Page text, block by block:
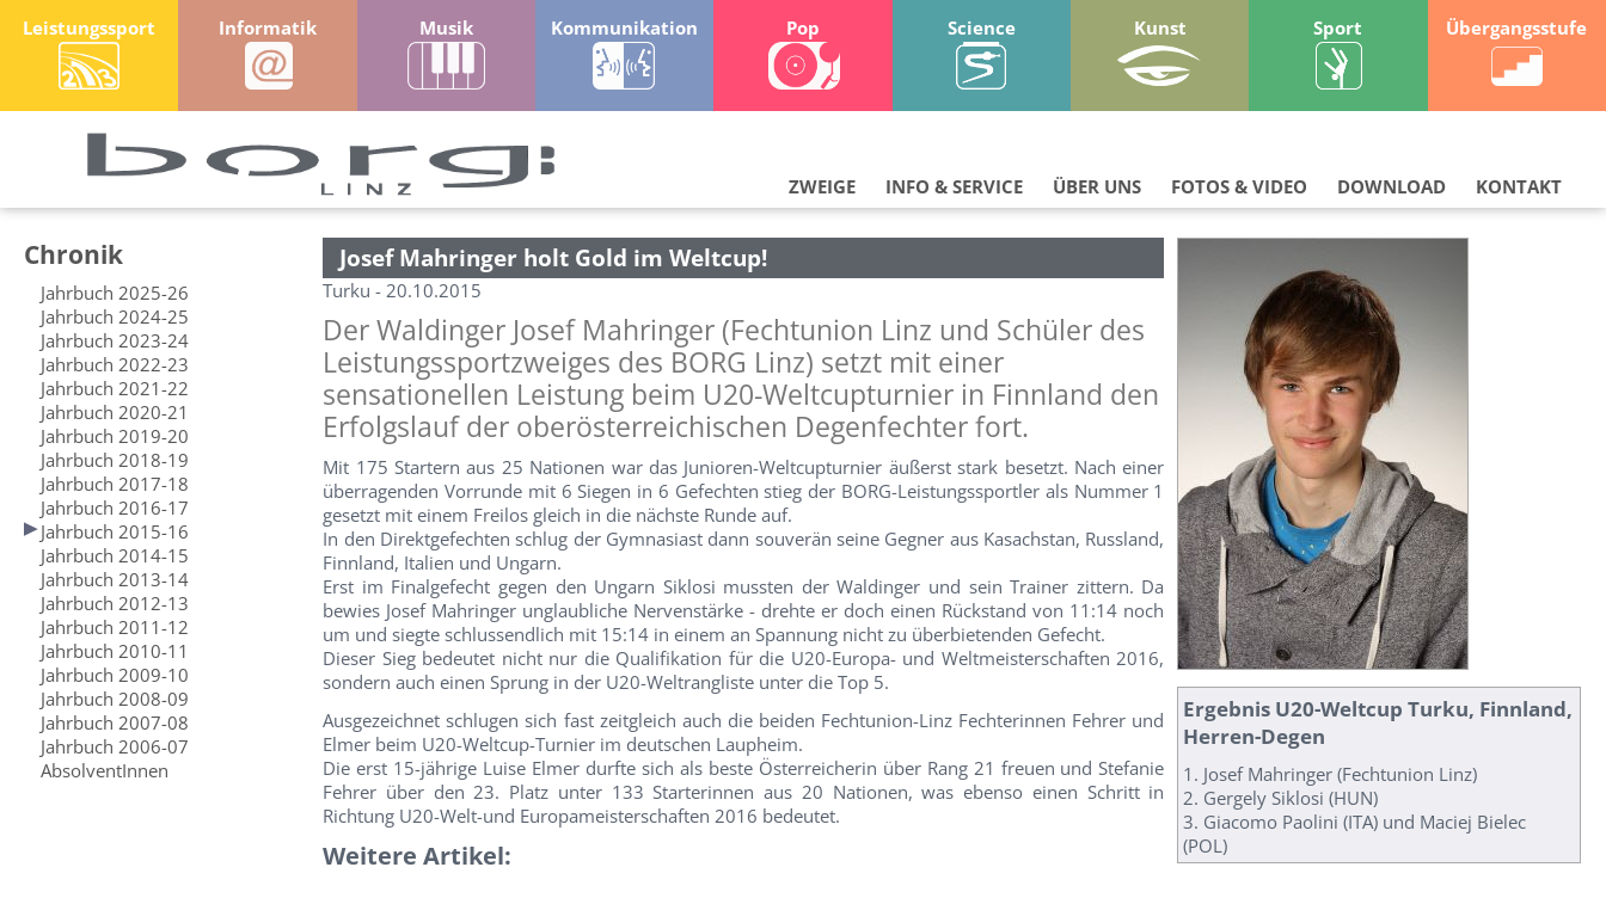
Leistungssport Informatik Musik Kommunikation Pop Science Kunst Sport Übergangsstufe
KONTAKT
DOWNLOAD
FOTOS & VIDEO
ÜBER UNS
INFO & SERVICE
ZWEIGE
Chronik
Jahrbuch 2025-26
Jahrbuch 2024-25
Jahrbuch 2023-24
Jahrbuch 2022-23
Jahrbuch 2021-22
Jahrbuch 2020-21
Jahrbuch 2019-20
Jahrbuch 2018-19
Jahrbuch 2017-18
Jahrbuch 2016-17
Jahrbuch 2015-16
Jahrbuch 2014-15
Jahrbuch 2013-14
Jahrbuch 2012-13
Jahrbuch 2011-12
Jahrbuch 2010-11
Jahrbuch 2009-10
Jahrbuch 2008-09
Jahrbuch 2007-08
Jahrbuch 2006-07
AbsolventInnen
Josef Mahringer holt Gold im Weltcup!
Turku - 20.10.2015
Der Waldinger Josef Mahringer (Fechtunion Linz und Schüler des
Leistungssportzweiges des BORG Linz) setzt mit einer
sensationellen Leistung beim U20-Weltcupturnier in Finnland den
Erfolgslauf der oberösterreichischen Degenfechter fort.
Mit 175 Startern aus 25 Nationen war das Junioren-Weltcupturnier äußerst stark besetzt. Nach einer
überragenden Vorrunde mit 6 Siegen in 6 Gefechten stieg der BORG-Leistungssportler als Nummer 1
gesetzt mit einem Freilos gleich in die nächste Runde auf.
In den Direktgefechten schlug der Gymnasiast dann souverän seine Gegner aus Kasachstan, Russland,
Finnland, Italien und Ungarn.
Erst im Finalgefecht gegen den Ungarn Siklosi mussten der Waldinger und sein Trainer zittern. Da
bewies Josef Mahringer unglaubliche Nervenstärke - drehte er doch einen Rückstand von 11:14 noch
um und siegte schlussendlich mit 15:14 in einem an Spannung nicht zu überbietenden Gefecht.
Dieser Sieg bedeutet nicht nur die Qualifikation für die U20-Europa- und Weltmeisterschaften 2016,
sondern auch einen Sprung in der U20-Weltrangliste unter die Top 5.
Ausgezeichnet schlugen sich fast zeitgleich auch die beiden Fechtunion-Linz Fechterinnen Fehrer und
Elmer beim U20-Weltcup-Turnier im deutschen Laupheim.
Die erst 15-jährige Luise Elmer durfte sich als beste Österreicherin über Rang 21 freuen und Stefanie
Fehrer über den 23. Platz unter 133 Starterinnen aus 20 Nationen, was ebenso einen Schritt in
Richtung U20-Welt-und Europameisterschaften 2016 bedeutet.
Weitere Artikel:
Ergebnis U20-Weltcup Turku, Finnland,
Herren-Degen
1. Josef Mahringer (Fechtunion Linz)
2. Gergely Siklosi (HUN)
3. Giacomo Paolini (ITA) und Maciej Bielec
(POL)